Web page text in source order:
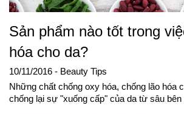
Sản phẩm nào tốt trong
hóa cho da?
10/11/2016 - Beauty Tips
Những chất chống oxy hóa, chống lão hóa
chống lại sự "xuống cấp" của da từ sâu bên